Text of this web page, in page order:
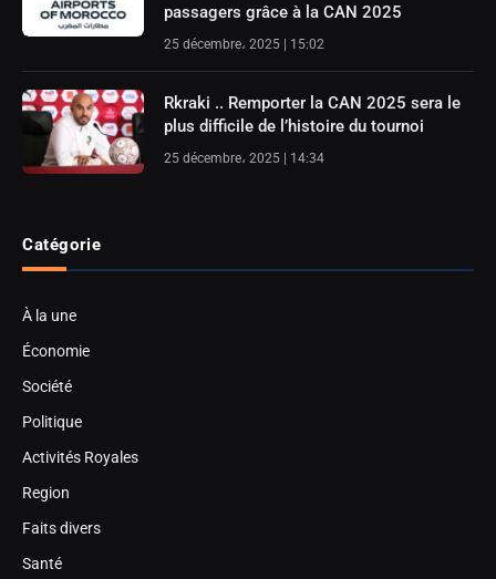
passagers grâce à la CAN 2025
25 décembre، 2025 | 15:02
Rkraki .. Remporter la CAN 2025 sera le
plus difficile de l’histoire du tournoi
25 décembre، 2025 | 14:34
Catégorie
À la une
Économie
Société
Politique
Activités Royales
Region
Faits divers
Santé